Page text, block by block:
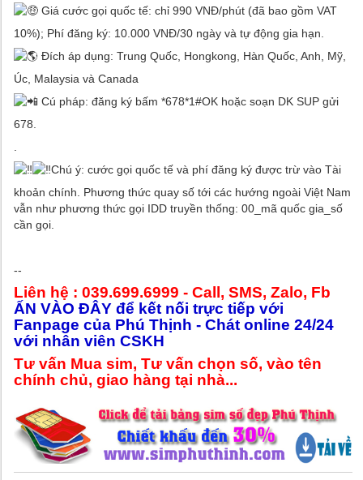
Giá cước gọi quốc tế: chỉ 990 VNĐ/phút (đã bao gồm VAT
10%); Phí đăng ký: 10.000 VNĐ/30 ngày và tự động gia hạn.
Đích áp dụng: Trung Quốc, Hongkong, Hàn Quốc, Anh, Mỹ,
Úc, Malaysia và Canada
Cú pháp: đăng ký bấm *678*1#OK hoặc soạn DK SUP gửi
678.
Chú ý: cước gọi quốc tế và phí đăng ký được trừ vào Tài
khoản chính. Phương thức quay số tới các hướng ngoài Việt Nam
vẫn như phương thức gọi IDD truyền thống: 00_mã quốc gia_số
cần gọi.
--
Liên hệ : 039.699.6999 - Call, SMS, Zalo, F b
ẤN VÀO ĐÂY để kết nối trực tiếp với
Fanpage của Phú Thịnh - Chát online 24/24
với nhân viên CSKH
Tư vấn Mua sim, Tư vấn chọn số, vào tên
chính chủ, giao hàng tại nhà...